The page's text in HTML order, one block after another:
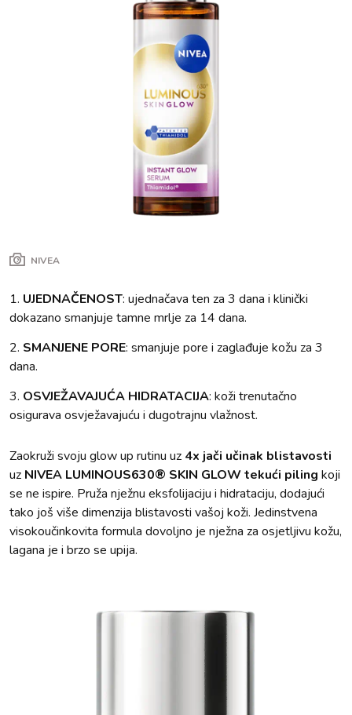
NIVEA
1. UJEDNAČENOST: ujednačava ten za 3 dana i klinički
dokazano smanjuje tamne mrlje za 14 dana.
2. SMANJENE PORE: smanjuje pore i zaglađuje kožu za 3
dana.
3. OSVJEŽAVAJUĆA HIDRATACIJA: koži trenutačno
osigurava osvježavajuću i dugotrajnu vlažnost.
Zaokruži svoju glow up rutinu uz 4x jači učinak blistavosti
uz NIVEA LUMINOUS630® SKIN GLOW tekući piling koji
se ne ispire. Pruža nježnu eksfolijaciju i hidrataciju, dodajući
tako još više dimenzija blistavosti vašoj koži. Jedinstvena
visokoučinkovita formula dovoljno je nježna za osjetljivu kožu,
lagana je i brzo se upija.